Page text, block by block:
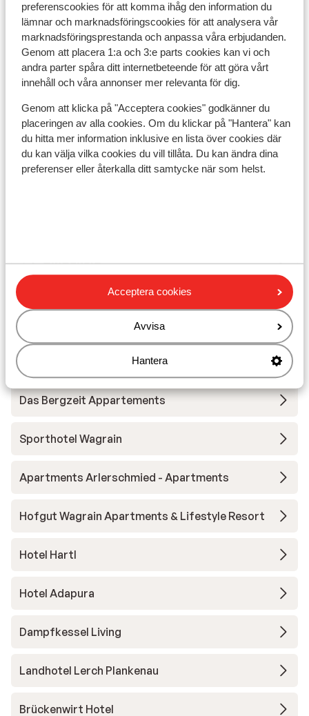
preferenscookies för att komma ihåg den information du
lämnar och marknadsföringscookies för att analysera vår
marknadsföringsprestanda och anpassa våra erbjudanden.
Genom att placera 1:a och 3:e parts cookies kan vi och
andra parter spåra ditt internetbeteende för att göra vårt
innehåll och våra annonser mer relevanta för dig.
Genom att klicka på "Acceptera cookies" godkänner du
placeringen av alla cookies. Om du klickar på "Hantera" kan
du hitta mer information inklusive en lista över cookies där
du kan välja vilka cookies du vill tillåta. Du kan ändra dina
preferenser eller återkalla ditt samtycke när som helst.
Acceptera cookies
Avvisa
Hantera
Avstånd till centrum: ca 500 m
Avstånd till pist ca 450 m
Avstånd till skidbuss ca 200 m ( skidbuss är gratis
vid uppvisat liftkort / gäskort)
Avstånd till skidlift flying mozart i är ca 500 m:
grafenbergbahn är ca 0,8 km
Närmaste kiosk ca 300 m
Närmaste restaurang ca 250 m
Lugnt läge
Liftkort/Utrustning/Skidskola
Skidskola
Andra boenden i Salzburger Sportwelt
- Ski Amadé
Das Bergzeit Appartements
Sporthotel Wagrain
Apartments Arlerschmied - Apartments
Hofgut Wagrain Apartments & Lifestyle Resort
Hotel Hartl
Hotel Adapura
Dampfkessel Living
Landhotel Lerch Plankenau
Brückenwirt Hotel